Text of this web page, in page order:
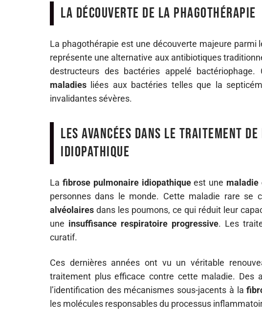
La découverte de la phagothérapie
La phagothérapie est une découverte majeure parmi
représente une alternative aux antibiotiques
destructeurs des bactéries appelé
maladies liées aux bactéries telles que la
invalidantes sévères.
Les avancées dans le traitement
idiopathique
La fibrose pulmonaire idiopathiqueest une maladie
personnes dans le monde. Cette maladie rare se
alvéolaires dans les poumons, ce qui réduit leur
une insuffisance respiratoire progressive. Les
curatif.
Ces dernières années ont vu un véritable
traitement plus efficace contre cette maladie. Des
l’identification des mécanismes sous-jacents à la
les molécules responsables du processus